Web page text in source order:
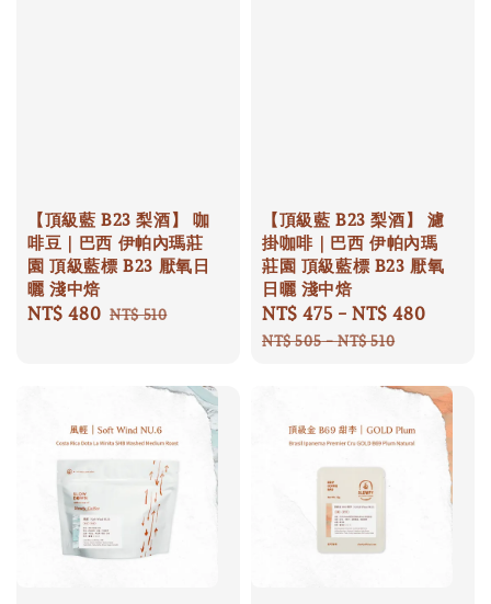
【頂級藍 B23 梨酒】 咖
啡豆｜巴西 伊帕內瑪莊
園 頂級藍標 B23 厭氧日
曬 淺中焙
Sale
NT$ 480 Regular
NT$ 510
【頂級藍 B23 梨酒】 濾
掛咖啡｜巴西 伊帕內瑪
莊園 頂級藍標 B23 厭氧
日曬 淺中焙
Sale
price
NT$ 475 -NT$ 480
NT$ 505-NT$ 510